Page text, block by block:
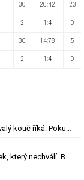
30 20:42 23
2 1:4 0
30 14:78 5
2 1:4 0
Hradecký klenot Umar: jak se dostal do Česka? Bývalý kouč říká: Pokud nezblbne...
Liberec baví. Máme obrovskou sílu, říká kouč Fodrek, který nechválí. Bořil? Nic vážného